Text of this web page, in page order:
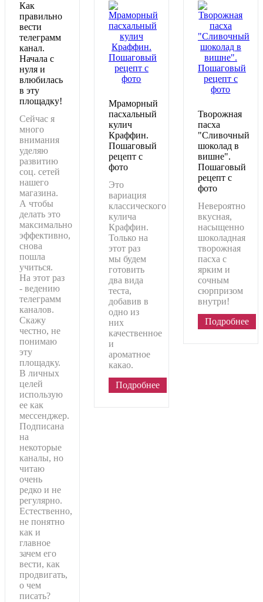
Как
правильно
вести
телеграмм
канал.
Начала с
нуля и
влюбилась
в эту
площадку!
Сейчас я
много
внимания
уделяю
развитию
соц. сетей
нашего
магазина.
А чтобы
делать это
максимально
эффективно,
снова
пошла
учиться.
На этот раз
- ведению
телеграмм
каналов.
Скажу
честно, не
понимаю
эту
площадку.
В личных
целей
использую
ее как
мессенджер.
Подписана
на
некоторые
каналы, но
читаю
очень
редко и не
регулярно.
Естественно,
не понятно
как и
главное
зачем его
вести, как
продвигать,
о чем
писать?
Мраморный
пасхальный
кулич
Краффин.
Пошаговый
рецепт с
фото
Это
вариация
классического
кулича
Краффин.
Только на
этот раз
мы будем
готовить
два вида
теста,
добавив в
одно из
них
качественное
и
ароматное
какао.
Подробнее
Творожная
пасха
"Сливочный
шоколад в
вишне".
Пошаговый
рецепт с
фото
Невероятно
вкусная,
насыщенно
шоколадная
творожная
пасха с
ярким и
сочным
сюрпризом
внутри!
Подробнее